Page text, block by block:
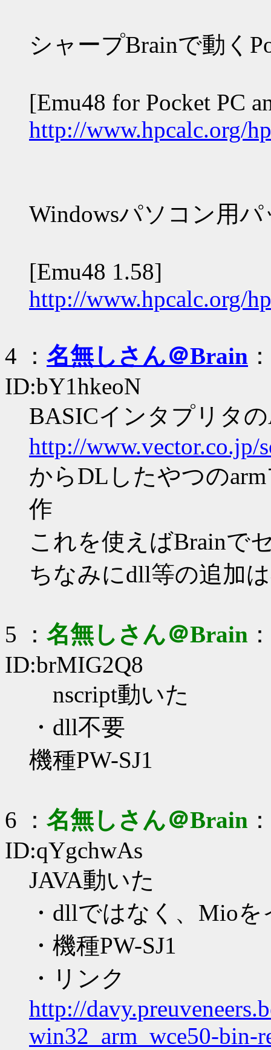
シャープBrainで動く
[Emu48 for Pocket PC
http://www.hpcalc.org/
Windowsパソコン用
[Emu48 1.58]
http://www.hpcalc.org/
4 ： 名無しさん＠Brain
ID:bY1hkeoN
BASICインタプリタ
http://www.vector.co.jp/
からDLしたやつの
作
これを使えばBrainで
ちなみにdll等の追加
5 ： 名無しさん＠Brain
ID:brMIG2Q8
nscript動いた
・dll不要
機種PW-SJ1
6 ： 名無しさん＠Brain
ID:qYgchwAs
JAVA動いた
・dllではなく、Mio
・機種PW-SJ1
・リンク
http://
win32_arm_wce50-bin-